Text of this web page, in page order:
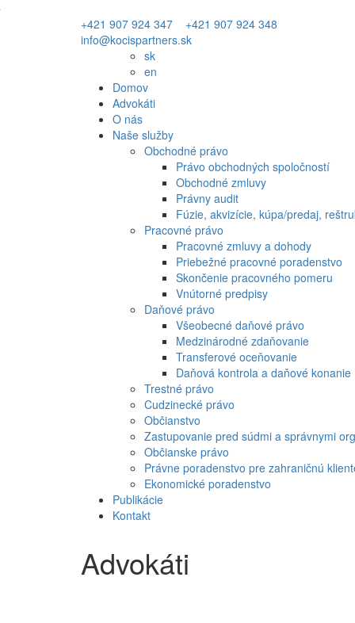
+421 907 924 347
+421 907 924 348
info@kocispartners.sk
sk
en
Domov
Advokáti
O nás
Naše služby
Obchodné právo
Právo obchodných spoločností
Obchodné zmluvy
Právny audit
Fúzie, akvizície, kúpa/predaj,
Pracovné právo
Pracovné zmluvy a dohody
Priebežné pracovné poradenstvo
Skončenie pracovného pomeru
Vnútorné predpisy
Daňové právo
Všeobecné daňové právo
Medzinárodné zdaňovanie
Transferové oceňovanie
Daňová kontrola a daňové konanie
Trestné právo
Cudzinecké právo
Občianstvo
Zastupovanie pred súdmi a správnymi
Občianske právo
Právne poradenstvo pre zahraničnú
Ekonomické poradenstvo
Publikácie
Kontakt
Advokáti